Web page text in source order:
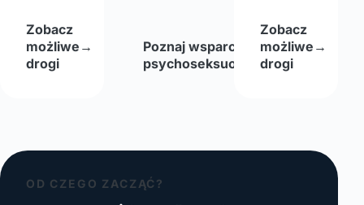
Zobacz
możliwe
drogi
→
Poznaj wsparcie
psychoseksuologiczne
→
Zobacz
możliwe
drogi
→
OD CZEGO ZACZĄĆ?